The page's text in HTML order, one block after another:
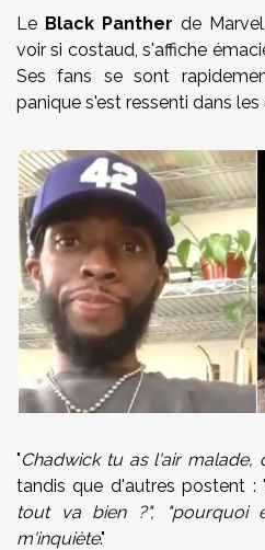
Le Black Panther de
voir si costaud, s'affiche
Ses fans se sont
panique s'est ressenti dans
"Chadwick tu as l'air malade,
tandis que d'autres postent : "
tout va bien ?", "pourquoi
m'inquiète."